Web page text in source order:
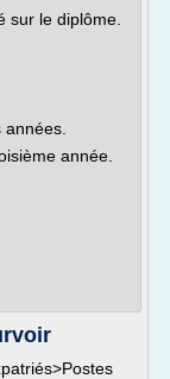
sur le diplôme.
année.